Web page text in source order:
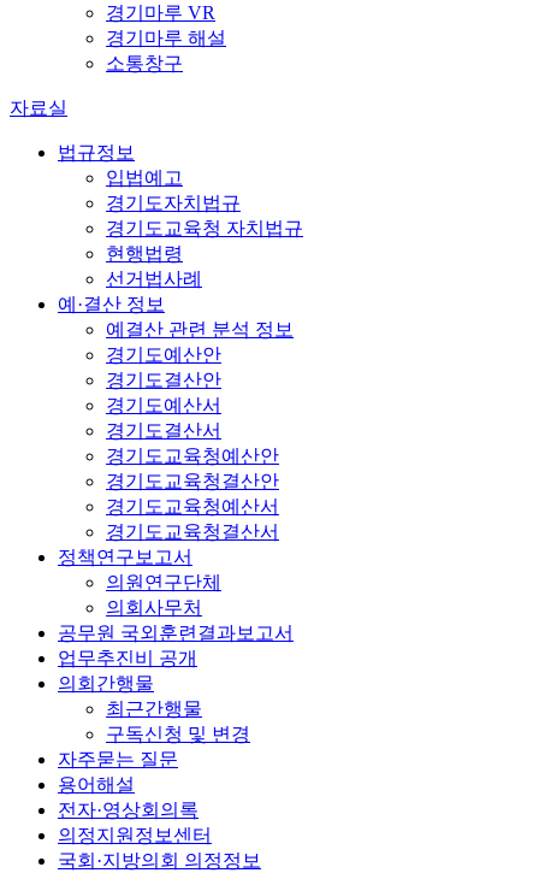
경기마루 VR
경기마루 해설
소통창구
자료실
법규정보
입법예고
경기도자치법규
경기도교육청 자치법규
현행법령
선거법사례
예·결산 정보
예결산 관련 분석 정보
경기도예산안
경기도결산안
경기도예산서
경기도결산서
경기도교육청예산안
경기도교육청결산안
경기도교육청예산서
경기도교육청결산서
정책연구보고서
의원연구단체
의회사무처
공무원 국외훈련결과보고서
업무추진비 공개
의회간행물
최근간행물
구독신청 및 변경
자주묻는 질문
용어해설
전자·영상회의록
의정지원정보센터
국회·지방의회 의정정보